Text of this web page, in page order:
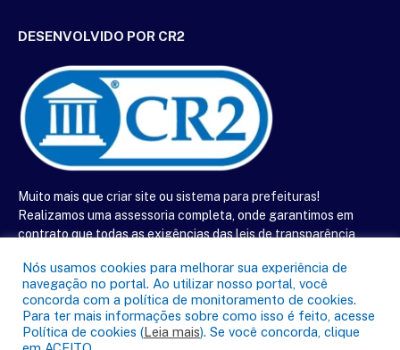
DESENVOLVIDO POR CR2
Muito mais que criar site ou sistema para prefeituras!
Realizamos uma assessoria completa, onde garantimos em
contrato que todas as exigências dasleis de transparência
Conheça oPNTPe oRadar da Transparência Pública
Nós usamos cookies para melhorar sua experiência de
navegação no portal. Ao utilizar nosso portal, você
concorda com a política de monitoramento de cookies.
Para ter mais informações sobre como isso é feito, acesse
Política de cookies (Leia mais). Se você concorda, clique